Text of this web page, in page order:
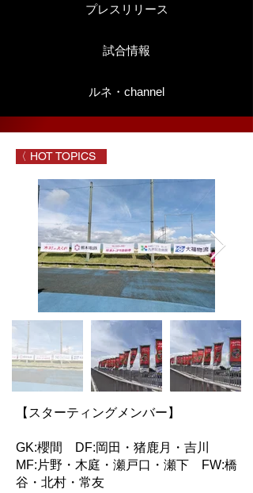
プレスリリース
試合情報
ルネ・channel
〈 HOT TOPICS
【スターティングメンバー】
GK:櫻間 DF:岡田・猪鹿月・吉川
MF:片野・木庭・瀬戸口・瀬下 FW:橋
谷・北村・常友